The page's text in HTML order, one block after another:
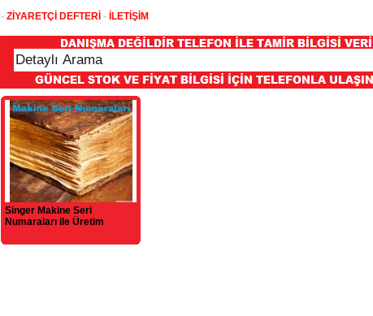
- ZİYARETÇİ DEFTERİ - İLETİŞİM
Singer Makine Seri
Numaraları ile Üretim